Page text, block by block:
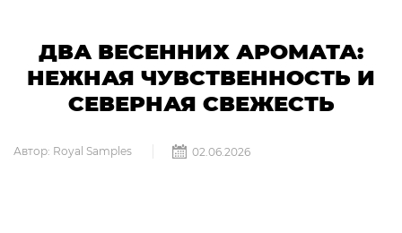
ДВА ВЕСЕННИХ АРОМАТА:
НЕЖНАЯ ЧУВСТВЕННОСТЬ И
СЕВЕРНАЯ СВЕЖЕСТЬ
Автор: Royal Samples 02.06.2026